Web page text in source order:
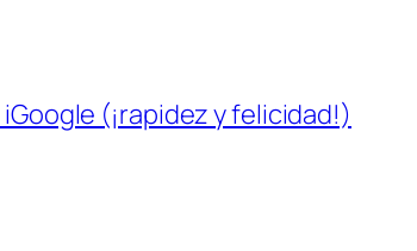
(¡rapidez y felicidad!)